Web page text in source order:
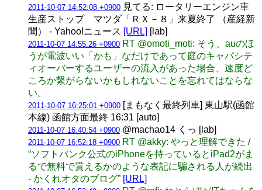
2011-10-07 14:52:08 +0900 見てる: ロータリーエンジン車
生産ストップ マツダ「ＲＸ－８」来夏終了 （産経新
聞） - Yahoo!ニュース [URL] [lab]
2011-10-07 14:55:26 +0900 RT @omoti_moti: そう、auのほ
うが電波いい「かも」なだけであって庭のキャパシテ
ィオーバーするユーザーの流入があった場合、速度ど
ころか繋がらないかもしれないことを忘れてはならな
い。
2011-10-07 16:25:01 +0900 [まもなく最終列車] 東山駅(函館
本線) 函館方面最終 16:31 [auto]
2011-10-07 16:40:54 +0900 @machao14 くっ [lab]
2011-10-07 16:52:18 +0900 RT @akky: やっと理解できた /
“ソフトバンク公式のiPhoneを持っているとiPad2がま
るで無料で貰えるかのような表記に騙される人が続出
- かくれオタのブログ” [URL]